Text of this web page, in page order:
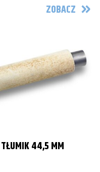
ZOBACZ
TŁUMIK 44,5 MM